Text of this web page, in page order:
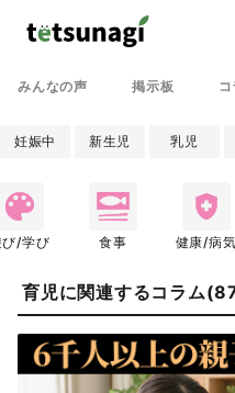
みんなの声 掲示板
妊娠中 新生児 乳児
び/学び 食事 健康/病気
育児に関連するコラム